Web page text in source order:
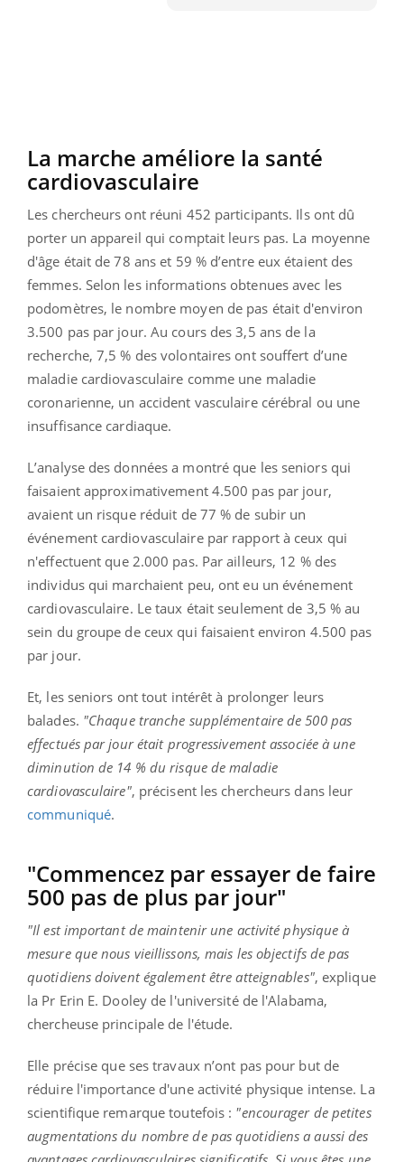
La marche améliore la santé
cardiovasculaire
Les chercheurs ont réuni 452 participants. Ils ont dû
porter un appareil qui comptait leurs pas. La moyenne
d'âge était de 78 ans et 59 % d’entre eux étaient des
femmes. Selon les informations obtenues avec les
podomètres, le nombre moyen de pas était d'environ
3.500 pas par jour. Au cours des 3,5 ans de la
recherche, 7,5 % des volontaires ont souffert d’une
maladie cardiovasculaire comme une maladie
coronarienne, un accident vasculaire cérébral ou une
insuffisance cardiaque.
L’analyse des données a montré que les seniors qui
faisaient approximativement 4.500 pas par jour,
avaient un risque réduit de 77 % de subir un
événement cardiovasculaire par rapport à ceux qui
n'effectuent que 2.000 pas. Par ailleurs, 12 % des
individus qui marchaient peu, ont eu un événement
cardiovasculaire. Le taux était seulement de 3,5 % au
sein du groupe de ceux qui faisaient environ 4.500 pas
par jour.
Et, les seniors ont tout intérêt à prolonger leurs
balades. "Chaque tranche supplémentaire de 500 pas
effectués par jour était progressivement associée à une
diminution de 14 % du risque de maladie
cardiovasculaire", précisent les chercheurs dans leur
communiqué.
"Commencez par essayer de faire
500 pas de plus par jour"
"Il est important de maintenir une activité physique à
mesure que nous vieillissons, mais les objectifs de pas
quotidiens doivent également être atteignables", explique
la Pr Erin E. Dooley de l'université de l'Alabama,
chercheuse principale de l'étude.
Elle précise que ses travaux n’ont pas pour but de
réduire l'importance d'une activité physique intense. La
scientifique remarque toutefois : "encourager de petites
augmentations du nombre de pas quotidiens a aussi des